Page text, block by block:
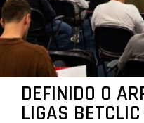
DEFINIDO O
LIGAS